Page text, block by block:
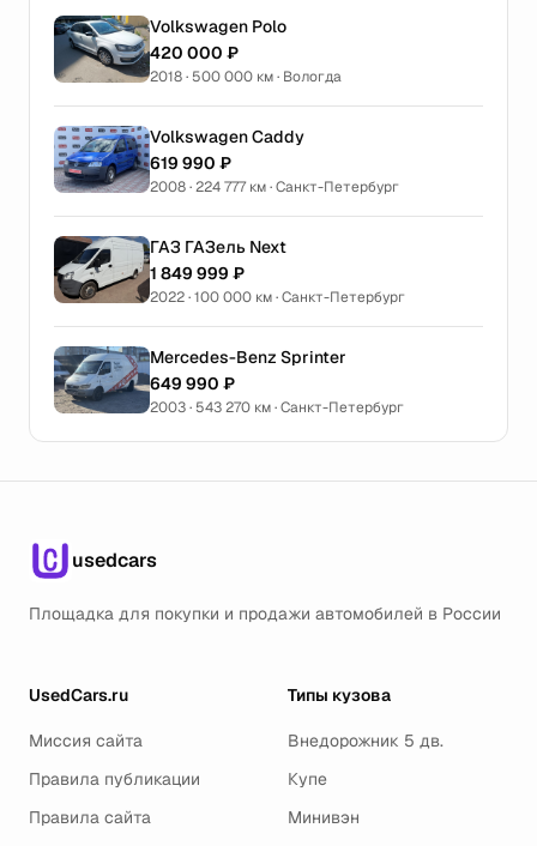
Volkswagen Polo
420 000 ₽
2018 · 500 000 км · Вологда
Volkswagen Caddy
619 990 ₽
2008 · 224 777 км · Санкт-Петербург
ГАЗ ГАЗель Next
1 849 999 ₽
2022 · 100 000 км · Санкт-Петербург
Mercedes-Benz Sprinter
649 990 ₽
2003 · 543 270 км · Санкт-Петербург
usedcars
Площадка для покупки и продажи автомобилей в России
UsedCars.ru
Миссия сайта
Правила публикации
Правила сайта
Типы кузова
Внедорожник 5 дв.
Купе
Минивэн